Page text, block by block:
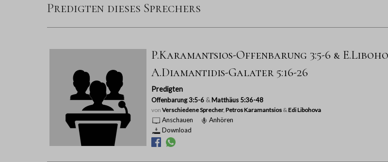
Predigten dieses Sprechers
P.Karamantsios-Offenbarung 3:5-6 &
A.Diamantidis-Galater 5:16-26
Predigten
Offenbarung 3:5-6 & Matthäus 5:36-48
von Verschiedene Sprecher,Petros Karamantsios &Edi Libohova
Anschauen
Anhören
Download